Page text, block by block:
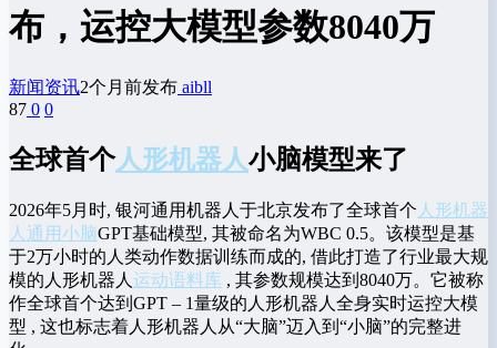
布，运控大模型参数8040万
新闻资讯2个月前发布 aibll
87 0 0
全球首个人形机器人小脑模型来了
2026年5月时, 银河通用机器人于北京发布了全球首个 人形机器
人 通用小脑GPT基础模型, 其被命名为WBC 0.5。该模型是基
于2万小时的人类动作数据训练而成的, 借此打造了行业最大规
模的人形机器人 运动语料库 , 其参数规模达到8040万。它被称
作全球首个达到GPT – 1量级的人形机器人全身实时运控大模
型 , 这也标志着人形机器人从“大脑”迈入到“小脑”的完整进